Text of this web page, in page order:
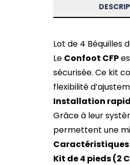
Lot de 4 Béquilles
Le Confoot CFP
sécurisée. Ce kit
flexibilité
Installation
Grâce à leur
permettent une
Kit de 4 pieds (2